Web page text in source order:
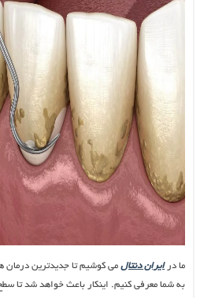
ما درایران دنتالمی کوشیم تا جدیدترین درمان
به شما معرفی کنیم. اینکار باعث خواهد شد تا